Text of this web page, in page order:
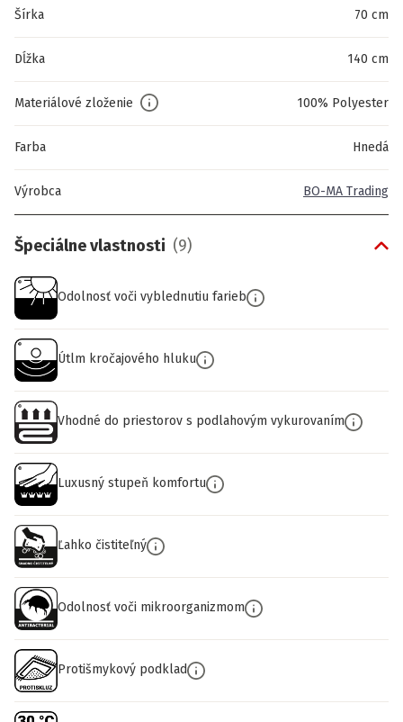
Šírka 70 cm
Dĺžka 140 cm
Materiálové zloženie 100% Polyester
Farba Hnedá
Výrobca BO-MA Trading
Špeciálne vlastnosti (9)
Odolnosť voči vyblednutiu farieb
Útlm kročajového hluku
Vhodné do priestorov s podlahovým vykurovaním
Luxusný stupeň komfortu
Ľahko čistiteľný
Odolnosť voči mikroorganizmom
Protišmykový podklad